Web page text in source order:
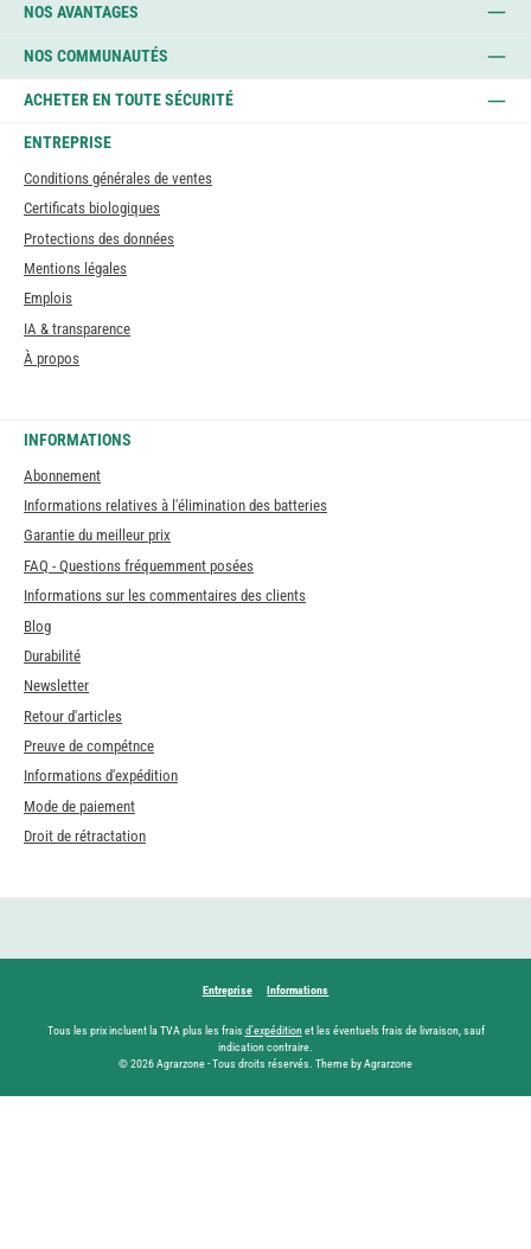
NOS AVANTAGES
NOS COMMUNAUTÉS
ACHETER EN TOUTE SÉCURITÉ
ENTREPRISE
Conditions générales de ventes
Certificats biologiques
Protections des données
Mentions légales
Emplois
IA & transparence
À propos
INFORMATIONS
Abonnement
Informations relatives à l'élimination des batteries
Garantie du meilleur prix
FAQ - Questions fréquemment posées
Informations sur les commentaires des clients
Blog
Durabilité
Newsletter
Retour d'articles
Preuve de compétnce
Informations d'expédition
Mode de paiement
Droit de rétractation
Entreprise Informations
Tous les prix incluent la TVA plus les frais d'expéditionet les éventuels frais de livraison, sauf
indication contraire.
© 2026 Agrarzone - Tous droits réservés. Theme by Agrarzone